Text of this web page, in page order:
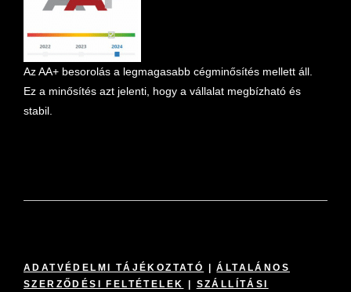
Az AA+ besorolás a legmagasabb cégminősítés mellett áll.
Ez a minősítés azt jelenti, hogy a vállalat megbízható és
stabil.
ADATVÉDELMI TÁJÉKOZTATÓ |ÁLTALÁNOS
SZERZŐDÉSI FELTÉTELEK
SZÁLLÍTÁSI